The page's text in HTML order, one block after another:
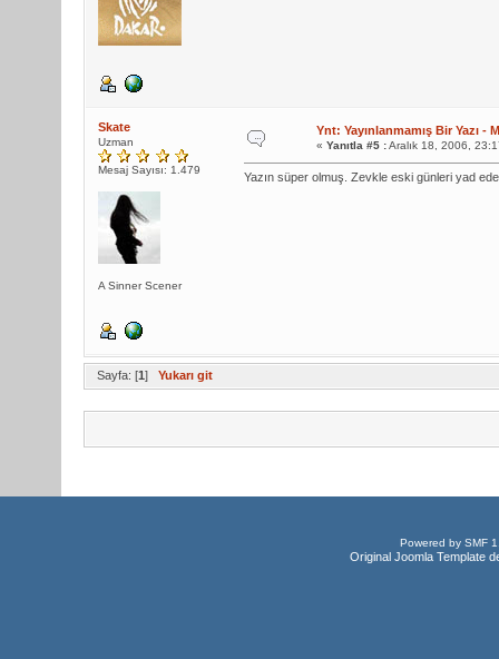
Skate
Uzman
Mesaj Sayısı: 1.479
A Sinner Scener
Ynt: Yayınlanmamış Bir Yazı -
« Yanıtla #5 :Aralık 18, 2006,
Yazın süper olmuş. Zevkle eski günleri yad
Sayfa: [1] Yukarı git
Powered by SMF
Original Joomla Template